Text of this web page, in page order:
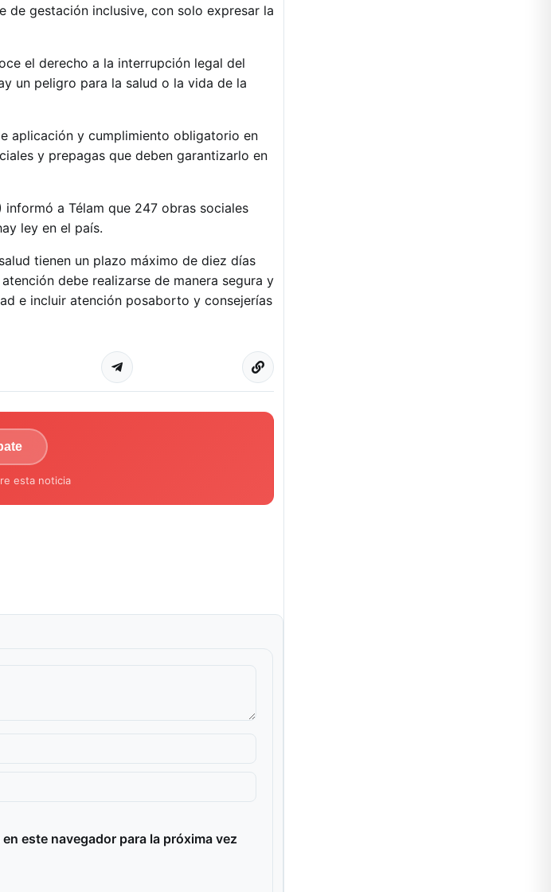
de gestación inclusive, con solo expresar la
el derecho a la interrupción legal del
un peligro para la salud o la vida de la
aplicación y cumplimiento obligatorio en
y prepagas que deben garantizarlo en
informó a Télam que 247 obras sociales
ley en el país.
tienen un plazo máximo de diez días
debe realizarse de manera segura y
e incluir atención posaborto y consejerías
esta noticia
este navegador para la próxima vez